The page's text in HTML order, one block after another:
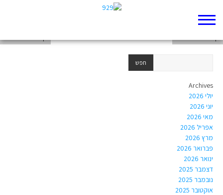
Archives
יולי 2026
יוני 2026
מאי 2026
אפריל 2026
מרץ 2026
פברואר 2026
ינואר 2026
דצמבר 2025
נובמבר 2025
אוקטובר 2025